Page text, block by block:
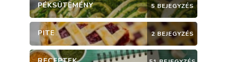
PÉKSÜTEMÉNY 5 BEJEGYZÉS
PITE 2 BEJEGYZÉS